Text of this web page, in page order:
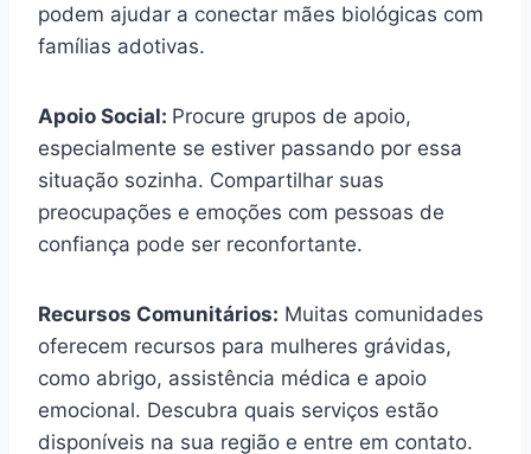
podem ajudar a conectar mães biológicas com
famílias adotivas.
Apoio Social: Procure grupos de apoio,
especialmente se estiver passando por essa
situação sozinha. Compartilhar suas
preocupações e emoções com pessoas de
confiança pode ser reconfortante.
Recursos Comunitários: Muitas comunidades
oferecem recursos para mulheres grávidas,
como abrigo, assistência médica e apoio
emocional. Descubra quais serviços estão
disponíveis na sua região e entre em contato.